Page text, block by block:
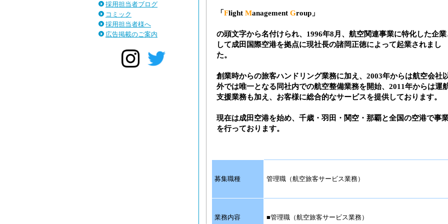
採用担当者ブログ
コミック
採用担当者様へ
広告掲載のご案内
「 Flight Management Group」
の頭文字から名付けられ、1996年8月、航空関連事業に特化した企業
して成田国際空港を拠点に現社長の諸岡正徳によって起業されまし
た。
創業時からの旅客ハンドリング業務に加え、2003年からは航空会社
外では唯一となる同社内での航空整備業務を開始、2011年からは運
支援業務も加え、お客様に総合的なサービスを提供しております。
現在は成田空港を始め、千歳・羽田・関空・那覇と全国の空港で事
を行っております。
募集職種 管理職（航空旅客サービス業務）
業務内容 ■管理職（航空旅客サービス業務）